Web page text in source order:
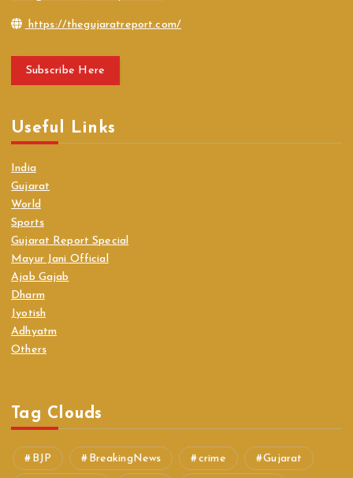
https://thegujaratreport.com/
Subscribe Here
Useful Links
India
Gujarat
World
Sports
Gujarat Report Special
Mayur Jani Official
Ajab Gajab
Dharm
Jyotish
Adhyatm
Others
Tag Clouds
BJP BreakingNews crime Gujarat